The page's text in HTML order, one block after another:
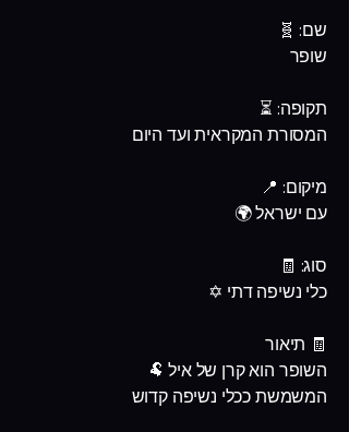
שם: 🧬
שופר
תקופה: ⏳
המסורת המקראית ועד היום
מיקום: 📍
עם ישראל 🌍
סוג: 🧾
כלי נשיפה דתי ✡️
🧾 תיאור
השופר הוא קרן של איל 🐏
המשמשת ככלי נשיפה קדוש